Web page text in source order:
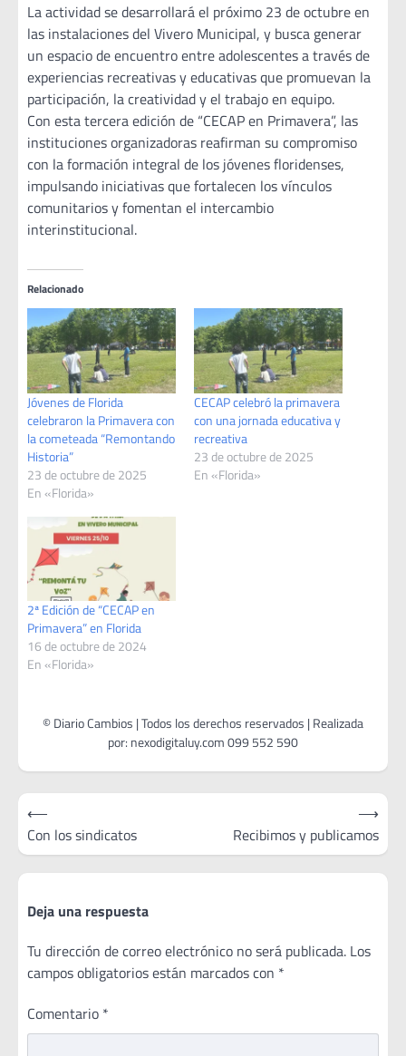
La actividad se desarrollará el próximo 23 de octubre en
las instalaciones del Vivero Municipal, y busca generar
un espacio de encuentro entre adolescentes a través de
experiencias recreativas y educativas que promuevan la
participación, la creatividad y el trabajo en equipo.
Con esta tercera edición de “CECAP en Primavera”, las
instituciones organizadoras reafirman su compromiso
con la formación integral de los jóvenes floridenses,
impulsando iniciativas que fortalecen los vínculos
comunitarios y fomentan el intercambio
interinstitucional.
Relacionado
Jóvenes de Florida
celebraron la Primavera con
la cometeada “Remontando
Historia”
23 de octubre de 2025
En «Florida»
CECAP celebró la primavera
con una jornada educativa y
recreativa
23 de octubre de 2025
En «Florida»
2ª Edición de “CECAP en
Primavera” en Florida
16 de octubre de 2024
En «Florida»
Navegación
de
entradas
⟵
Con los sindicatos
Recibimos y publicamos
⟶
Deja una respuesta
Tu dirección de correo electrónico no será publicada. Los
campos obligatorios están marcados con *
Comentario *